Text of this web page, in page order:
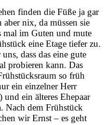
finden die Füße ja gar
nix, da müssen sie
mal im Guten und mute
eine Etage tiefer zu.
dass das eine gute
probieren kann. Das
so früh
ein einzelner Herr
und ein älteres Ehepaar
Nach dem Frühstück
wir Ernst – es geht